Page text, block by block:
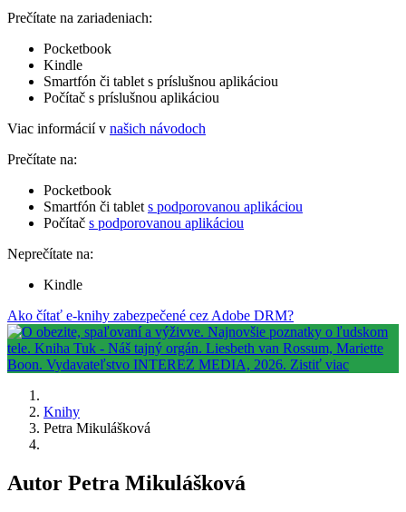
Prečítate na zariadeniach:
Pocketbook
Kindle
Smartfón či tablet s príslušnou aplikáciou
Počítač s príslušnou aplikáciou
Viac informácií v našich návodoch
Prečítate na:
Pocketbook
Smartfón či tablet s podporovanou aplikáciou
Počítač s podporovanou aplikáciou
Neprečítate na:
Kindle
Ako čítať e-knihy zabezpečené cez Adobe DRM?
Knihy
Petra Mikulášková
Autor Petra Mikulášková